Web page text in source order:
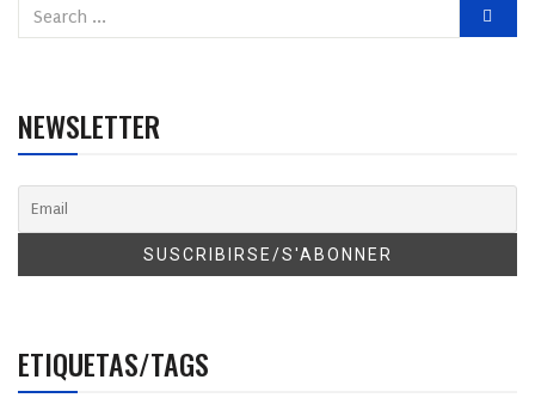
NEWSLETTER
ETIQUETAS/TAGS